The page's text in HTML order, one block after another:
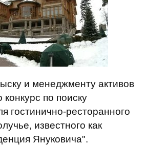
и менеджменту активов
по поиску
гостинично-ресторанного
известного как
Януковича".